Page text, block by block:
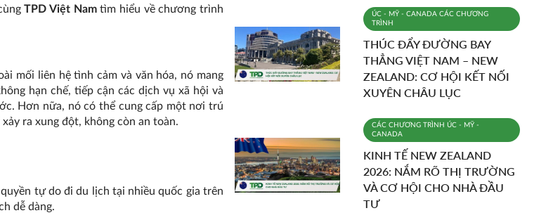
TPD Việt Nam tìm hiểu về chương trình
mối liên hệ tình cảm và văn hóa, nó mang
hạn chế, tiếp cận các dịch vụ xã hội và
Hơn nữa, nó có thể cung cấp một nơi trú
ra xung đột, không còn an toàn.
tự do đi du lịch tại nhiều quốc gia trên
dễ dàng.
ÚC - MỸ - CANADA CÁC CHƯƠNG
TRÌNH
THÚC ĐẨY ĐƯỜNG BAY
THẲNG VIỆT NAM – NEW
ZEALAND: CƠ HỘI KẾT NỐI
XUYÊN CHÂU LỤC
CÁC CHƯƠNG TRÌNH ÚC - MỸ -
CANADA
KINH TẾ NEW ZEALAND
2026: NẮM RÕ THỊ TRƯỜNG
VÀ CƠ HỘI CHO NHÀ ĐẦU
TƯ